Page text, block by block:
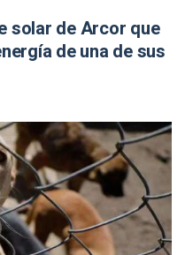
solar de Arcor que
de una de sus